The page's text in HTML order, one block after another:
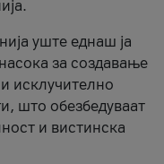
уште еднаш ја
за создавање
исклучително
што обезбедуваат
и вистинска